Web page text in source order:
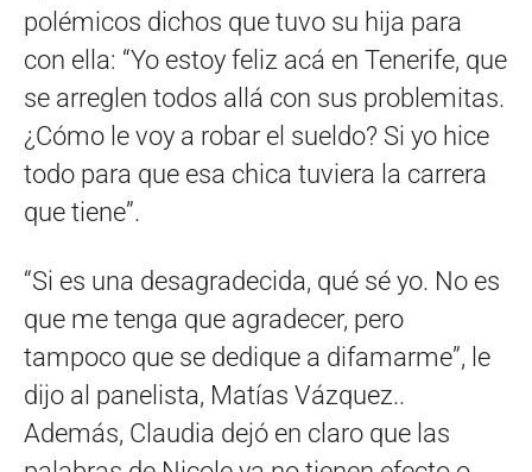
polémicos dichos que tuvo su hija para
con ella: “Yo estoy feliz acá en Tenerife, que
se arreglen todos allá con sus problemitas.
¿Cómo le voy a robar el sueldo? Si yo hice
todo para que esa chica tuviera la carrera
que tiene”.
“Si es una desagradecida, qué sé yo. No es
que me tenga que agradecer, pero
tampoco que se dedique a difamarme”, le
dijo al panelista, Matías Vázquez..
Además, Claudia dejó en claro que las